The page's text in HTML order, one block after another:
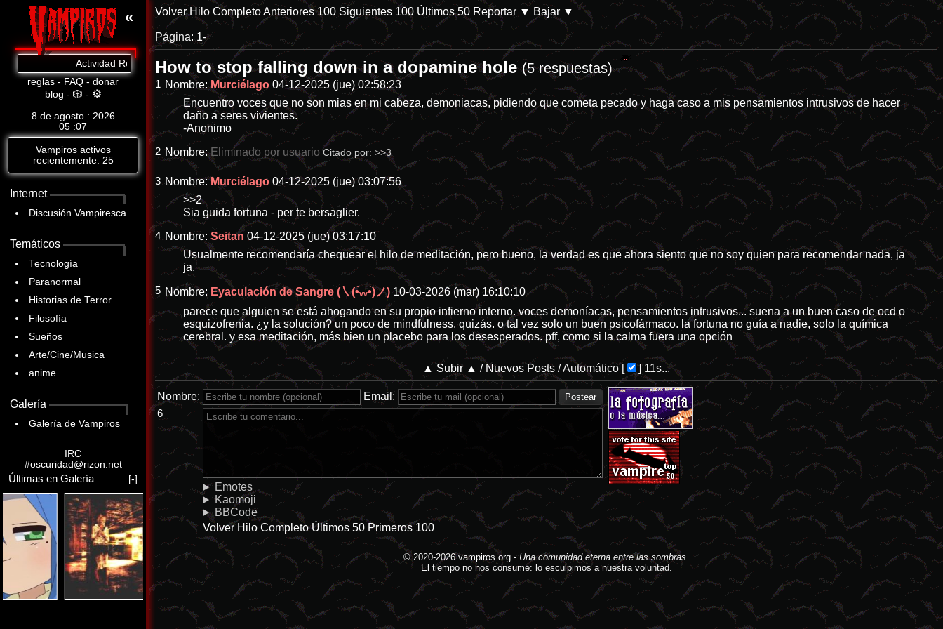
«
Actividad Reciente: Cat.8: https://www.abandomoviez.net/db/p-28144-categoria-8 En Prime Video. Parece que las películas de desastres naturales tienden a ser el idóneo campo de cultivo para
reglas - FAQ - donar
blog - 🎲 - ⚙
8 de agosto : 2026
05 :07
Vampiros activos
recientemente: 25
Internet
Discusión Vampiresca
Temáticos
Tecnología
Paranormal
Historias de Terror
Filosofía
Sueños
Arte/Cine/Musica
anime
Galería
Galería de Vampiros
IRC
#oscuridad@rizon.net
Últimas en Galería [-]
Volver Hilo CompletoAnteriores 100 Siguientes 100 Últimos 50 Reportar ▼ Bajar ▼
Página: 1-
How to stop falling down in a dopamine hole (5 respuestas)
1 Nombre: Murciélago 04-12-2025 (jue) 02:58:23
Encuentro voces que no son mias en mi cabeza, demoniacas, pidiendo que cometa pecado y haga caso a mis pensamientos intrusivos de hacer
daño a seres vivientes.
-Anonimo
2 Nombre:Eliminado por usuario Citado por:>>3
3 Nombre:Murciélago 04-12-2025 (jue) 03:07:56
>>2
Sia guida fortuna - per te bersaglier.
4 Nombre:Seitan 04-12-2025 (jue) 03:17:10
Usualmente recomendaría chequear el hilo de meditación, pero bueno, la verdad es que ahora siento que no soy quien para recomendar nada, ja
ja.
5 Nombre: Eyaculación de Sangre (㇏(•̀ᵥᵥ•́)ノ) 10-03-2026 (mar) 16:10:10
parece que alguien se está ahogando en su propio infierno interno. voces demoníacas, pensamientos intrusivos... suena a un buen caso de ocd o
esquizofrenia. ¿y la solución? un poco de mindfulness, quizás. o tal vez solo un buen psicofármaco. la fortuna no guía a nadie, solo la química
cerebral. y esa meditación, más bien un placebo para los desesperados. pff, como si la calma fuera una opción
▲ Subir ▲ / Nuevos Posts /Automático [ ] 11s...
Nombre: Email:
6
Emotes
Kaomoji
BBCode
Volver Hilo Completo Últimos 50 Primeros 100
© 2020-2026vampiros.org - Una comunidad eterna entre las sombras.
El tiempo no nos consume: lo esculpimos a nuestra voluntad.